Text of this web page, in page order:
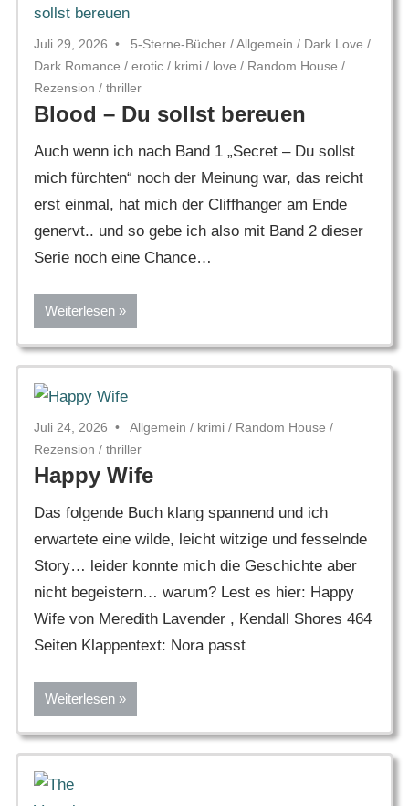
Juli 29, 2026 5-Sterne-Bücher /Allgemein / Dark Love /
Dark Romance / erotic / krimi / love / Random House /
Rezension / thriller
Blood – Du sollst bereuen
Auch wenn ich nach Band 1 „Secret – Du sollst
mich fürchten“ noch der Meinung war, das reicht
erst einmal, hat mich der Cliffhanger am Ende
genervt.. und so gebe ich also mit Band 2 dieser
Serie noch eine Chance…
Weiterlesen
Juli 24, 2026 Allgemein / krimi / Random House /
Rezension / thriller
Happy Wife
Das folgende Buch klang spannend und ich
erwartete eine wilde, leicht witzige und fesselnde
Story… leider konnte mich die Geschichte aber
nicht begeistern… warum? Lest es hier: Happy
Wife von Meredith Lavender , Kendall Shores 464
Seiten Klappentext: Nora passt
Weiterlesen